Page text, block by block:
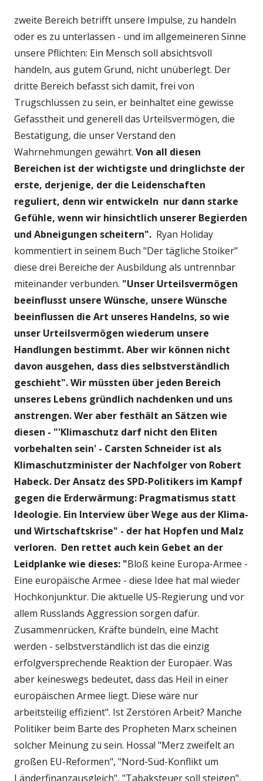
zweite Bereich betrifft unsere Impulse, zu handeln
oder es zu unterlassen - und im allgemeineren Sinne
unsere Pflichten: Ein Mensch soll absichtsvoll
handeln, aus gutem Grund, nicht unüberlegt. Der
dritte Bereich befasst sich damit, frei von
Trugschlüssen zu sein, er beinhaltet eine gewisse
Gefasstheit und generell das Urteilsvermögen, die
Bestätigung, die unser Verstand den
Wahrnehmungen gewährt. Von all diesen
Bereichen ist der wichtigste und dringlichste der
erste, derjenige, der die Leidenschaften
reguliert, denn wir entwickeln nur dann starke
Gefühle, wenn wir hinsichtlich unserer Begierden
und Abneigungen scheitern". Ryan Holiday
kommentiert in seinem Buch "Der tägliche Stoiker"
diese drei Bereiche der Ausbildung als untrennbar
miteinander verbunden. "Unser Urteilsvermögen
beeinflusst unsere Wünsche, unsere Wünsche
beeinflussen die Art unseres Handelns, so wie
unser Urteilsvermögen wiederum unsere
Handlungen bestimmt. Aber wir können nicht
davon ausgehen, dass dies selbstverständlich
geschieht". Wir müssten über jeden Bereich
unseres Lebens gründlich nachdenken und uns
anstrengen. Wer aber festhält an Sätzen wie
diesen - "'Klimaschutz darf nicht den Eliten
vorbehalten sein' - Carsten Schneider ist als
Klimaschutzminister der Nachfolger von Robert
Habeck. Der Ansatz des SPD-Politikers im Kampf
gegen die Erderwärmung: Pragmatismus statt
Ideologie. Ein Interview über Wege aus der Klima-
und Wirtschaftskrise" - der hat Hopfen und Malz
verloren. Den rettet auch kein Gebet an der
Leidplanke wie dieses: "Bloß keine Europa-Armee -
Eine europäische Armee - diese Idee hat mal wieder
Hochkonjunktur. Die aktuelle US-Regierung und vor
allem Russlands Aggression sorgen dafür.
Zusammenrücken, Kräfte bündeln, eine Macht
werden - selbstverständlich ist das die einzig
erfolgversprechende Reaktion der Europäer. Was
aber keineswegs bedeutet, dass das Heil in einer
europäischen Armee liegt. Diese wäre nur
arbeitsteilig effizient". Ist Zerstören Arbeit? Manche
Politiker beim Barte des Propheten Marx scheinen
solcher Meinung zu sein. Hossa! "Merz zweifelt an
großen EU-Reformen", "Nord-Süd-Konflikt um
Länderfinanzausgleich", "Tabaksteuer soll steigen",